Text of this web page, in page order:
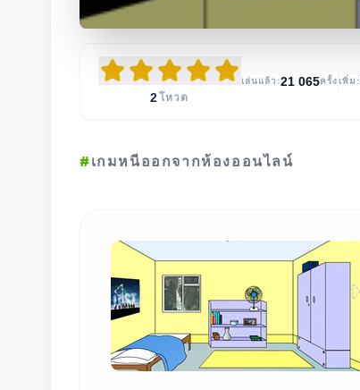
2โหวต
เล่นแล้ว:21 065ครั้ง เพิ่ม:
#เกมหนีออกจากห้องออนไลน์